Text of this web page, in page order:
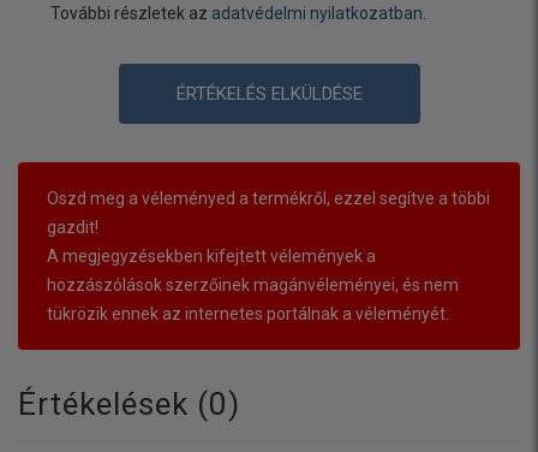
További részletek az adatvédelmi nyilatkozatban
ÉRTÉKELÉS ELKÜLDÉSE
Oszd meg a véleményed a termékről, ezzel segítve a többi
gazdit!
A megjegyzésekben kifejtett vélemények a
hozzászólások szerzőinek magánvéleményei, és nem
tükrözik ennek az internetes portálnak a véleményét.
Értékelések (0)